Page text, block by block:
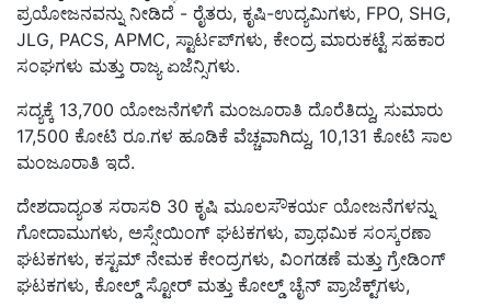
ಪ್ರಯೋಜನವನ್ನು ನೀಡಿದೆ - ರೈತರು, ಕೃಷಿ-ಉದ್ಯಮಿಗಳು, FPO, SHG,
JLG, PACS, APMC, ಸ್ಟಾರ್ಟಪ್‌ಗಳು, ಕೇಂದ್ರ ಮಾರುಕಟ್ಟೆ ಸಹಕಾರ
ಸಂಘಗಳು ಮತ್ತು ರಾಜ್ಯ ಏಜೆನ್ಸಿಗಳು.
ಸದ್ಯಕ್ಕೆ 13,700 ಯೋಜನೆಗಳಿಗೆ ಮಂಜೂರಾತಿ ದೊರೆತಿದ್ದು, ಸುಮಾರು
17,500 ಕೋಟಿ ರೂ.ಗಳ ಹೂಡಿಕೆ ವೆಚ್ಚವಾಗಿದ್ದು, 10,131 ಕೋಟಿ ಸಾಲ
ಮಂಜೂರಾತಿ ಇದೆ.
ದೇಶದಾದ್ಯಂತ ಸರಾಸರಿ 30 ಕೃಷಿ ಮೂಲಸೌಕರ್ಯ ಯೋಜನೆಗಳನ್ನು
ಗೋದಾಮುಗಳು, ಅಸ್ಸೇಯಿಂಗ್ ಘಟಕಗಳು, ಪ್ರಾಥಮಿಕ ಸಂಸ್ಕರಣಾ
ಘಟಕಗಳು, ಕಸ್ಟಮ್ ನೇಮಕ ಕೇಂದ್ರಗಳು, ವಿಂಗಡಣೆ ಮತ್ತು ಗ್ರೇಡಿಂಗ್
ಘಟಕಗಳು, ಕೋಲ್ಡ್ ಸ್ಟೋರ್ ಮತ್ತು ಕೋಲ್ಡ್ ಚೈನ್ ಪ್ರಾಜೆಕ್ಟ್‌ಗಳು,